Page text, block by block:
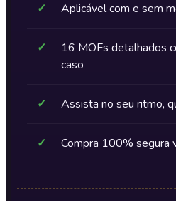
✓ Aplicável com e sem
✓
16 MOFs detalhados
caso
✓ Assista no seu ritmo,
✓ Compra 100% segura